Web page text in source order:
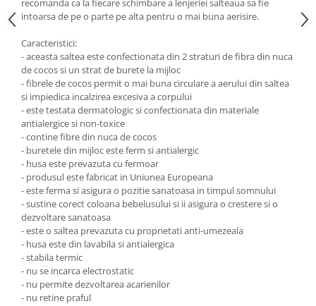
La plimbare
Biciclete
Biciclete copii cu roti 10 inch (2-4
ani)
Biciclete copii cu roti 12 inch (3-6
ani)
Biciclete copii cu roti 14 inch (3-7
ani)
Biciclete copii cu roti 16 inch (4-9
ani)
Biciclete copii cu roti 20 inch
Biciclete cu roti 24 inch
Biciclete cu roti 26 inch
Biciclete cu roti 27 inch
Triciclete copii si adulti
Trotinete copii si adulti
Biciclete fara pedale
recomanda ca la fiecare schimbare a lenjeriei salteaua sa fie
intoarsa de pe o parte pe alta pentru o mai buna aerisire.
Caracteristici:
- aceasta saltea este confectionata din 2 straturi de fibra din nuca
de cocos si un strat de burete la mijloc
- fibrele de cocos permit o mai buna circulare a aerului din saltea
si impiedica incalzirea excesiva a corpului
- este testata dermatologic si confectionata din materiale
antialergice si non-toxice
- contine fibre din nuca de cocos
- buretele din mijloc este ferm si antialergic
- husa este prevazuta cu fermoar
- produsul este fabricat in Uniunea Europeana
- este ferma si asigura o pozitie sanatoasa in timpul somnului
- sustine corect coloana bebelusului si ii asigura o crestere si o
dezvoltare sanatoasa
- este o saltea prevazuta cu proprietati anti-umezeala
- husa este din lavabila si antialergica
- stabila termic
- nu se incarca electrostatic
- nu permite dezvoltarea acarienilor
- nu retine praful